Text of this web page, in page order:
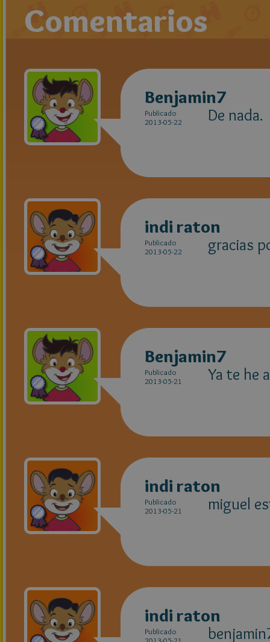
Comentarios
Benjamin7
Publicado
2013-05-22
De nada.
indi raton
Publicado
2013-05-22
gracias
Benjamin7
Publicado
2013-05-21
Ya te he
indi raton
Publicado
2013-05-21
miguel
indi raton
Publicado